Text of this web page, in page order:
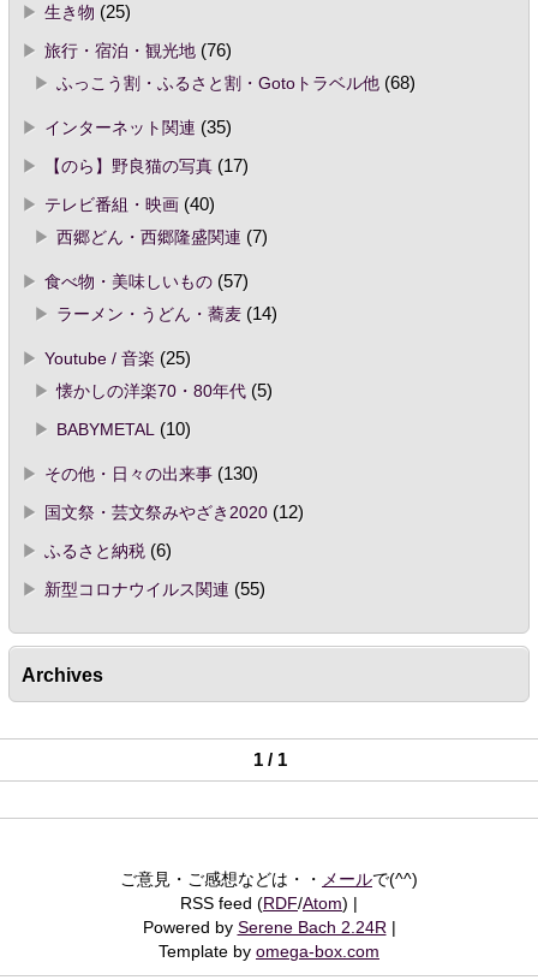
生き物 (25)
旅行・宿泊・観光地(76)
ふっこう割・ふるさと割・Gotoトラベル他(68)
インターネット関連 (35)
【のら】野良猫の写真(17)
テレビ番組・映画(40)
西郷どん・西郷隆盛関連 (7)
食べ物・美味しいもの(57)
ラーメン・うどん・蕎麦(14)
Youtube / 音楽 (25)
懐かしの洋楽70・80年代(5)
BABYMETAL
(10)
その他・日々の出来事(130)
国文祭・芸文祭みやざき2020(12)
ふるさと納税(6)
新型コロナウイルス関連 (55)
Archives
1 / 1
ご意見・ご感想などは・・ メールで(^^)
RSS feed (RDF/Atom)
Powered by Serene Bach 2.24R
Template by omega-box.com